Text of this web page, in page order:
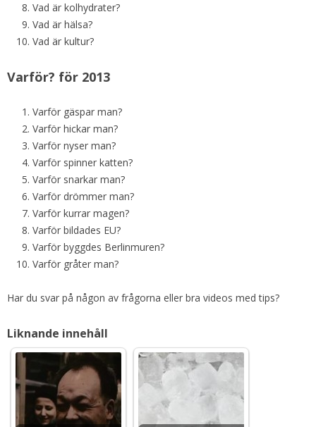
Vad är kolhydrater?
Vad är hälsa?
Vad är kultur?
Varför? för 2013
Varför gäspar man?
Varför hickar man?
Varför nyser man?
Varför spinner katten?
Varför snarkar man?
Varför drömmer man?
Varför kurrar magen?
Varför bildades EU?
Varför byggdes Berlinmuren?
Varför gråter man?
Har du svar på någon av frågorna eller bra videos med tips?
Liknande innehåll